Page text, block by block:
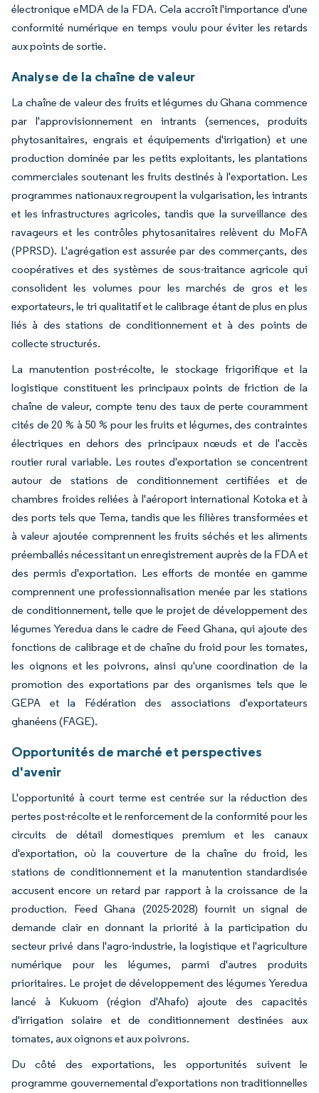
électronique eMDA de la FDA. Cela accroît l'importance d'une
conformité numérique en temps voulu pour éviter les retards
aux points de sortie.
Analyse de la chaîne de valeur
La chaîne de valeur des fruits et légumes du Ghana commence
par l'approvisionnement en intrants (semences, produits
phytosanitaires, engrais et équipements d'irrigation) et une
production dominée par les petits exploitants, les plantations
commerciales soutenant les fruits destinés à l'exportation. Les
programmes nationaux regroupent la vulgarisation, les intrants
et les infrastructures agricoles, tandis que la surveillance des
ravageurs et les contrôles phytosanitaires relèvent du MoFA
(PPRSD). L'agrégation est assurée par des commerçants, des
coopératives et des systèmes de sous-traitance agricole qui
consolident les volumes pour les marchés de gros et les
exportateurs, le tri qualitatif et le calibrage étant de plus en plus
liés à des stations de conditionnement et à des points de
collecte structurés.
La manutention post-récolte, le stockage frigorifique et la
logistique constituent les principaux points de friction de la
chaîne de valeur, compte tenu des taux de perte couramment
cités de 20 % à 50 % pour les fruits et légumes, des contraintes
électriques en dehors des principaux nœuds et de l'accès
routier rural variable. Les routes d'exportation se concentrent
autour de stations de conditionnement certifiées et de
chambres froides reliées à l'aéroport international Kotoka et à
des ports tels que Tema, tandis que les filières transformées et
à valeur ajoutée comprennent les fruits séchés et les aliments
préemballés nécessitant un enregistrement auprès de la FDA et
des permis d'exportation. Les efforts de montée en gamme
comprennent une professionnalisation menée par les stations
de conditionnement, telle que le projet de développement des
légumes Yeredua dans le cadre de Feed Ghana, qui ajoute des
fonctions de calibrage et de chaîne du froid pour les tomates,
les oignons et les poivrons, ainsi qu'une coordination de la
promotion des exportations par des organismes tels que le
GEPA et la Fédération des associations d'exportateurs
ghanéens (FAGE).
Opportunités de marché et perspectives
d'avenir
L'opportunité à court terme est centrée sur la réduction des
pertes post-récolte et le renforcement de la conformité pour les
circuits de détail domestiques premium et les canaux
d'exportation, où la couverture de la chaîne du froid, les
stations de conditionnement et la manutention standardisée
accusent encore un retard par rapport à la croissance de la
production. Feed Ghana (2025-2028) fournit un signal de
demande clair en donnant la priorité à la participation du
secteur privé dans l'agro-industrie, la logistique et l'agriculture
numérique pour les légumes, parmi d'autres produits
prioritaires. Le projet de développement des légumes Yeredua
lancé à Kukuom (région d'Ahafo) ajoute des capacités
d'irrigation solaire et de conditionnement destinées aux
tomates, aux oignons et aux poivrons.
Du côté des exportations, les opportunités suivent le
programme gouvernemental d'exportations non traditionnelles